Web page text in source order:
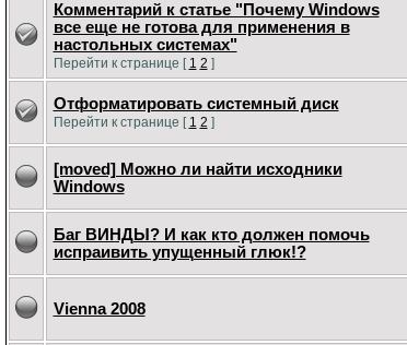
Комментарий к статье "Почему Windows
все еще не готова для применения в
настольных системах"
Перейти к странице [ 1 2 ]
Отформатировать системный диск
Перейти к странице [ 1 2 ]
[moved] Можно ли найти исходники
Windows
Баг ВИНДЫ? И как кто должен помочь
испраивить упущенный глюк!?
Vienna 2008